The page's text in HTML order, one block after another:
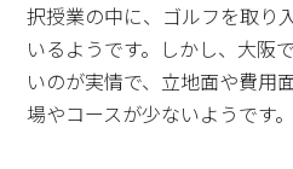
択授業の中に、ゴルフを取り
いるようです。しかし、大阪
いのが実情で、立地面や費用
場やコースが少ないようです。